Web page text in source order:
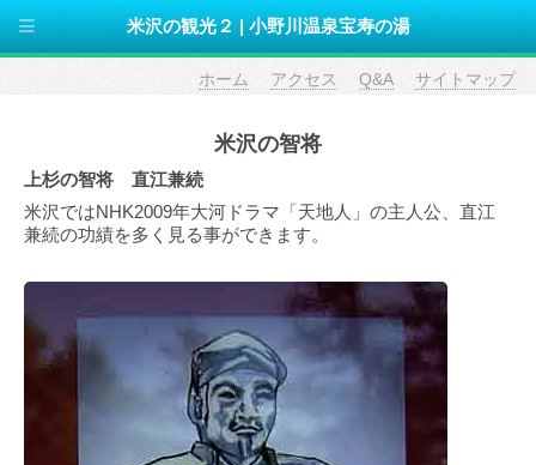
ホーム アクセス Q&A サイトマップ
米沢の智将
上杉の智将 直江兼続
米沢ではNHK2009年大河ドラマ「天地人」の主人公、直江
兼続の功績を多く見る事ができます。
米沢の観光２ | 小野川温泉宝寿の湯